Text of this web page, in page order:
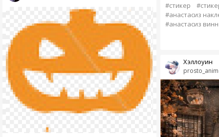
#стикер
#анастасиз
#анастасиз
Хэллоуин